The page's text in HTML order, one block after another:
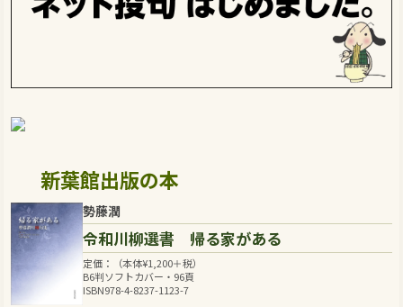
新葉館出版の本
勢藤潤
令和川柳選書 帰る家がある
定価：（本体¥1,200＋税）
B6判ソフトカバー・96頁
ISBN978-4-8237-1123-7